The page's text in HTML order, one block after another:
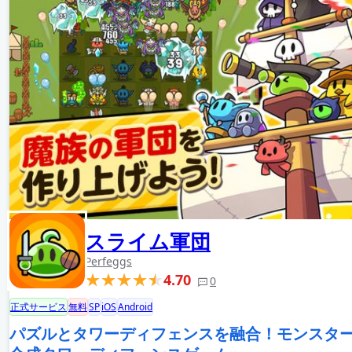
スライム軍団
Perfeggs
4.70 0
正式サービス無料SPiOSAndroid
パズルとタワーディフェンスを融合！モンスタ